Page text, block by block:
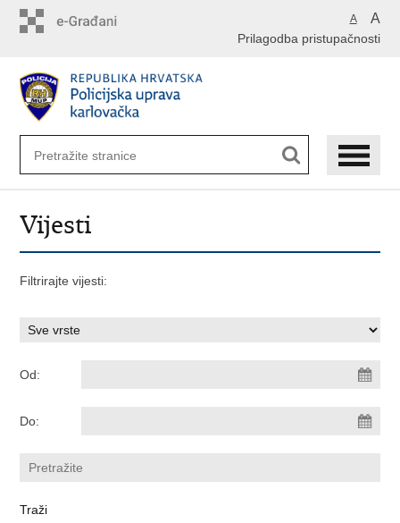
A A
Prilagodba pristupačnosti
Vijesti
Filtrirajte vijesti:
Od:
Do: